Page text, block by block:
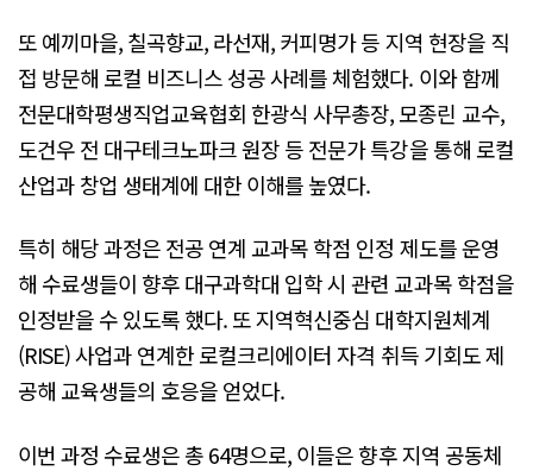
또 예끼마을, 칠곡향교, 라선재, 커피명가 등 지역 현장을 직
접 방문해 로컬 비즈니스 성공 사례를 체험했다. 이와 함께
전문대학평생직업교육협회 한광식 사무총장, 모종린 교수,
도건우 전 대구테크노파크 원장 등 전문가 특강을 통해 로컬
산업과 창업 생태계에 대한 이해를 높였다.
특히 해당 과정은 전공 연계 교과목 학점 인정 제도를 운영
해 수료생들이 향후 대구과학대 입학 시 관련 교과목 학점을
인정받을 수 있도록 했다. 또 지역혁신중심 대학지원체계
(RISE) 사업과 연계한 로컬크리에이터 자격 취득 기회도 제
공해 교육생들의 호응을 얻었다.
이번 과정 수료생은 총 64명으로, 이들은 향후 지역 공동체